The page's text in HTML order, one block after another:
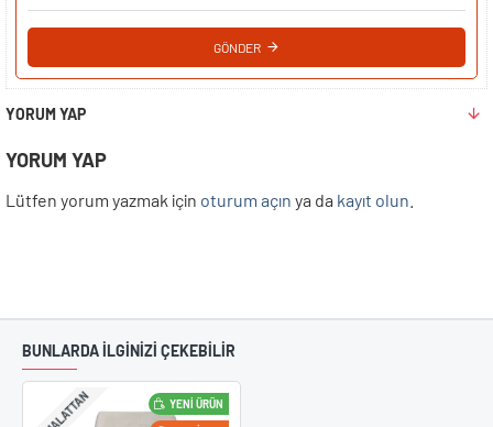
GÖNDER
YORUM YAP
YORUM YAP
Lütfen yorum yazmak için oturum açın ya da kayıt olun
BUNLARDA İLGİNİZİ ÇEKEBİLİR
YENI ÜRÜN
IMALATTAN